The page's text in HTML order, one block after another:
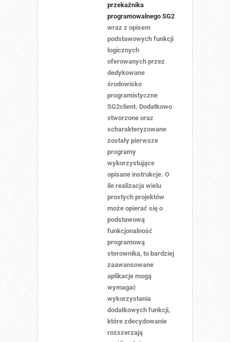
przekaźnika
programowalnego SG2
wraz z opisem
podstawowych funkcji
logicznych
oferowanych przez
dedykowane
środowisko
programistyczne
SG2client. Dodatkowo
stworzone oraz
scharakteryzowane
zostały pierwsze
programy
wykorzystujące
opisane instrukcje. O
ile realizacja wielu
prostych projektów
może opierać się o
podstawową
funkcjonalność
programową
sterownika, to bardziej
zaawansowane
aplikacje mogą
wymagać
wykorzystania
dodatkowych funkcji,
które zdecydowanie
rozszerzają